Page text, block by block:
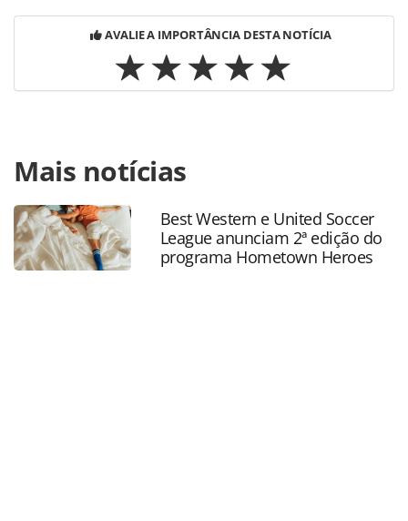
AVALIE A IMPORTÂNCIA DESTA NOTÍCIA
https://www.panrotas.com.br/mercado/destinos/2024/12/
nacional-do-iguacu-investe-r-39-milhoes-para-
conservacao-da-onca-pintada_212375.html ou as
ferramentas oferecidas na página. Todo o conteúdo
produzido pela PANROTAS Editora é protegido pela
legislação brasileira sobre direito autoral. Não reproduza o
Mais notícias
Best Western e United Soccer
League anunciam 2ª edição do
programa Hometown Heroes